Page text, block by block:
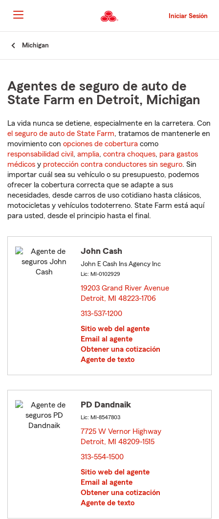
al
contenido
principal
Iniciar Sesión
Michigan
Agentes de seguro de auto de
State Farm en Detroit, Michigan
La vida nunca se detiene, especialmente en la carretera. Con
el seguro de auto de State Farm, tratamos de mantenerle en
movimiento con opciones de cobertura como
responsabilidad civil , amplia, contra choques, para gastos
médicos y protección contra conductores sin seguro. Sin
importar cuál sea su vehículo o su presupuesto, podemos
ofrecer la cobertura correcta que se adapte a sus
necesidades, desde carros de uso cotidiano hasta clásicos,
motocicletas y vehículos todoterreno. State Farm está aquí
para usted, desde el principio hasta el final.
John Cash
John E Cash Ins Agency Inc
Lic: MI-0102929
19203 Grand River Avenue
Detroit, MI 48223-1706
313-537-1200
Sitio web del agente
Email al agente
Obtener una cotización
Agente de texto
PD Dandnaik
Lic: MI-8547803
7725 W Vernor Highway
Detroit, MI 48209-1515
313-554-1500
Sitio web del agente
Email al agente
Obtener una cotización
Agente de texto